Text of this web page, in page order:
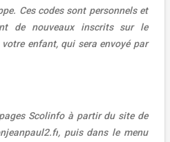
Ces codes sont personnels et
de nouveaux inscrits sur le
enfant, qui sera envoyé par
Scolinfo à partir du site de
, puis dans le menu